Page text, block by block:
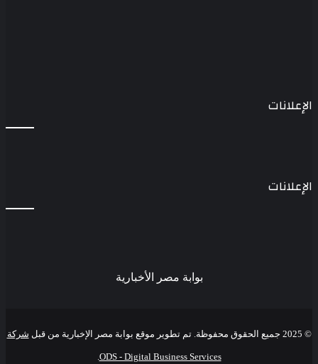
الإعلانات
الإعلانات
بوابة مصر الأخبارية
© 2025 جميع الحقوق محفوظة. تم تطوير موقع بوابة مصر الإخبارية من قبل شركة
ODS - Digital Business Services